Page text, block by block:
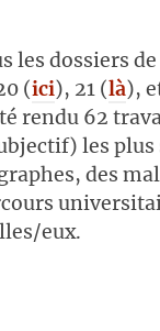
les dossiers
(ici), 21 (là),
rendu 62
les
des
eux.